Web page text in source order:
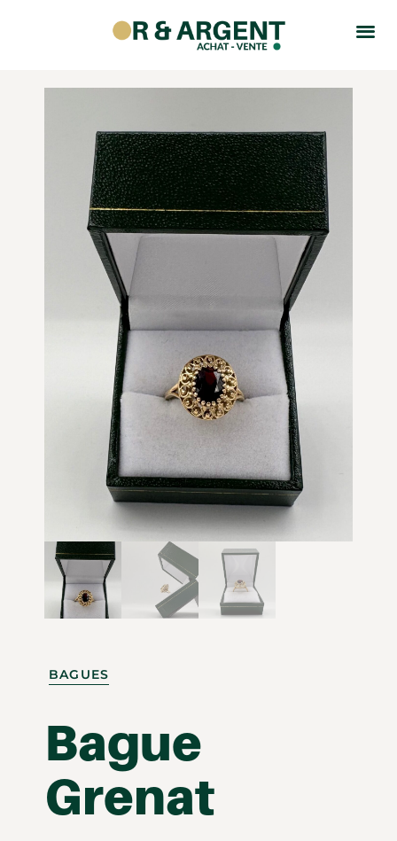
BAGUES
Bague
Grenat